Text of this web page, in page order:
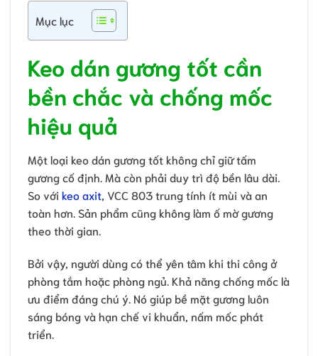
Mục lục
Keo dán gương tốt cần
bền chắc và chống mốc
hiệu quả
Một loại keo dán gương tốt không chỉ giữ tấm
gương cố định. Mà còn phải duy trì độ bền lâu dài.
So với keo axit , VCC 803 trung tính ít mùi và an
toàn hơn. Sản phẩm cũng không làm ố mờ gương
theo thời gian.
Bởi vậy, người dùng có thể yên tâm khi thi công ở
phòng tắm hoặc phòng ngủ. Khả năng chống mốc là
ưu điểm đáng chú ý. Nó giúp bề mặt gương luôn
sáng bóng và hạn chế vi khuẩn, nấm mốc phát
triển.